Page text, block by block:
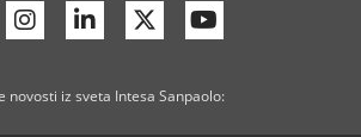
Instagram
LinkedinTwitter
novosti iz sveta Intesa Sanpaolo: